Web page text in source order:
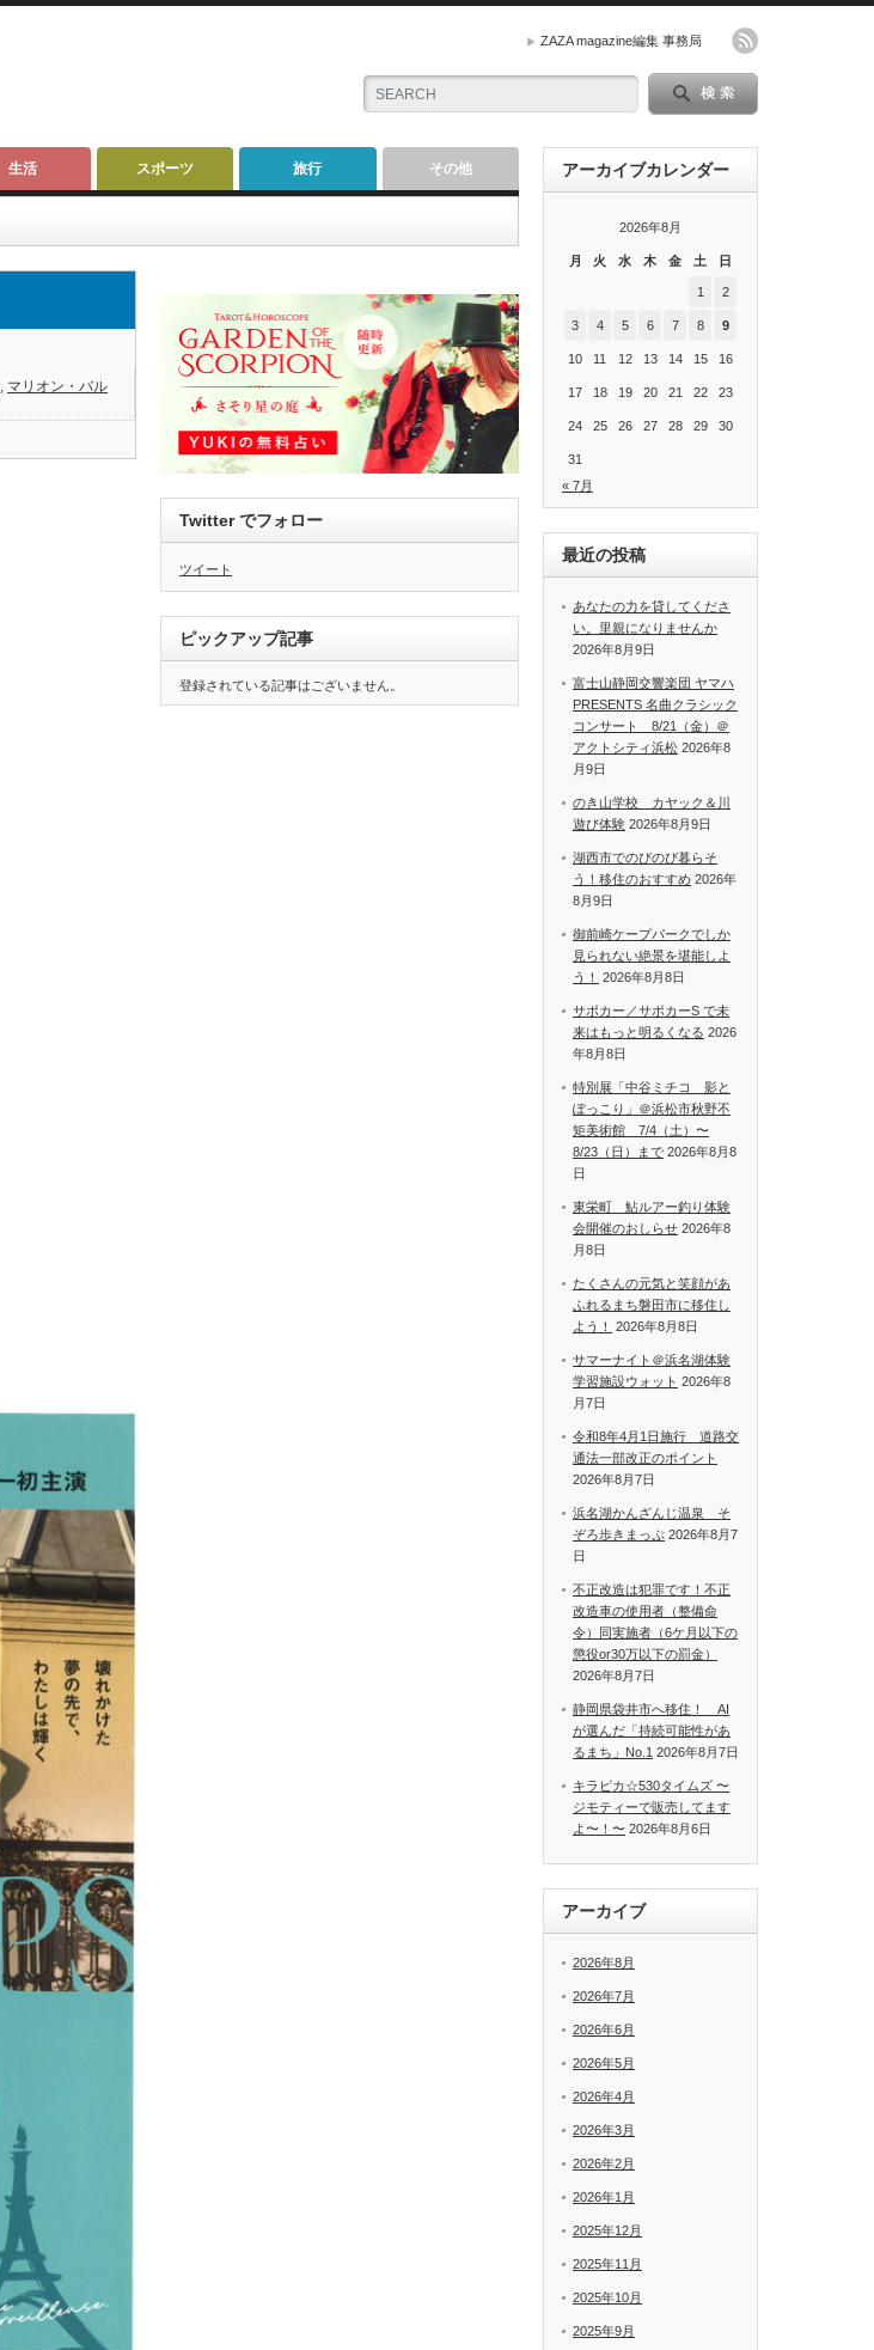
ZAZA magazine編集 事務局
生活 スポーツ 旅行 その他
, マリオン・バル
Twitter でフォロー
ツイート
ピックアップ記事
登録されている記事はございません。
アーカイブカレンダー
2026年8月
月 火 水 木 金 土 日
1 2
3 4 5 6 7 8 9
10 11 12 13 14 15 16
17 18 19 20 21 22 23
24 25 26 27 28 29 30
31
« 7月
最近の投稿
あなたの力を貸してくださ
い。里親になりませんか
2026年8月9日
富士山静岡交響楽団 ヤマハ
PRESENTS 名曲クラシック
コンサート 8/21（金）＠
アクトシティ浜松 2026年8
月9日
のき山学校 カヤック＆川
遊び体験 2026年8月9日
湖西市でのびのび暮らそ
う！移住のおすすめ 2026年
8月9日
御前崎ケープパークでしか
見られない絶景を堪能しよ
う！
2026年8月8日
サポカー／サポカーS で未
来はもっと明るくなる 2026
年8月8日
特別展「中谷ミチコ 影と
ぽっこり」＠浜松市秋野不
矩美術館 7/4（土）〜
8/23（日）まで 2026年8月8
日
東栄町 鮎ルアー釣り体験
会開催のおしらせ 2026年8
月8日
たくさんの元気と笑顔があ
ふれるまち磐田市に移住し
よう！
2026年8月8日
サマーナイト＠浜名湖体験
学習施設ウォット 2026年8
月7日
令和8年4月1日施行 道路交
通法一部改正のポイント
2026年8月7日
浜名湖かんざんじ温泉 そ
ぞろ歩きまっぷ 2026年8月7
日
不正改造は犯罪です！不正
改造車の使用者（整備命
令）同実施者（6ケ月以下の
懲役or30万以下の罰金）
2026年8月7日
静岡県袋井市へ移住！ AI
が選んだ「持続可能性があ
るまち」No.1 2026年8月7日
キラピカ☆530タイムズ 〜
ジモティーで販売してます
よ〜！〜 2026年8月6日
アーカイブ
2026年8月
2026年7月
2026年6月
2026年5月
2026年4月
2026年3月
2026年2月
2026年1月
2025年12月
2025年11月
2025年10月
2025年9月